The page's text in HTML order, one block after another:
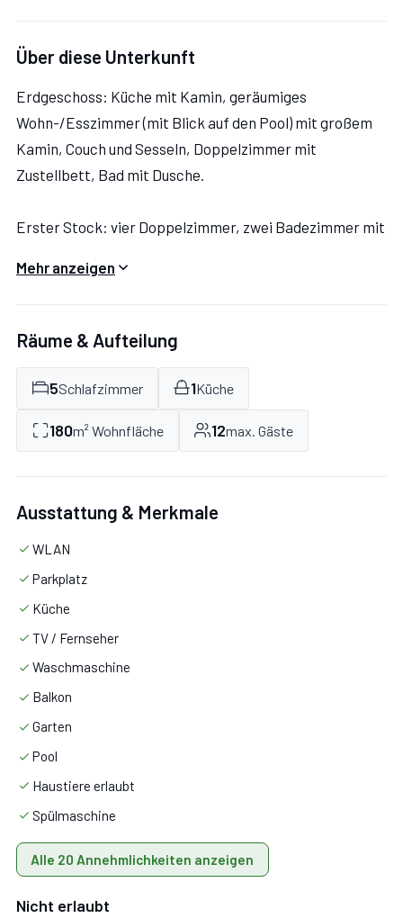
there were a lot of mosquitoes, but luckily the
well rested and would love to come back!“
Über diese Unterkunft
Erdgeschoss: Küche mit Kamin, geräumiges
Wohn-/Esszimmer (mit Blick auf den Pool) mit großem
Kamin, Couch und Sesseln, Doppelzimmer mit
Zustellbett, Bad mit Dusche.
Erster Stock: vier Doppelzimmer, zwei Badezimmer mit
Spülmaschine, Backofen, Kühlschrank mit Gefrierfach,
Moka-Kaffeemaschine, Toaster
den Schlafzimmern
Mehr anzeigen
Räume & Aufteilung
5Schlafzimmer 1Küche
180m² Wohnfläche 12max. Gäste
Ausstattung & Merkmale
WLAN
Parkplatz
Küche
TV / Fernseher
Waschmaschine
Balkon
Garten
Pool
Haustiere erlaubt
Spülmaschine
Alle 20 Annehmlichkeiten anzeigen
Nicht erlaubt